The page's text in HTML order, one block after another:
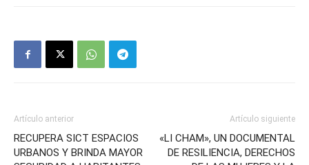
Artículo anterior
RECUPERA SICT ESPACIOS
URBANOS Y BRINDA MAYOR
Artículo siguiente
«LI CHAM», UN DOCUMENTAL
DE RESILIENCIA, DERECHOS